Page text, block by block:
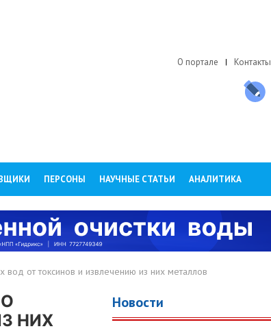
О портале Контакты
ПЕРСОНЫ НАУЧНЫЕ СТАТЬИ АНАЛИТИКА
вод от токсинов и извлечению из них металлов
НИХ
Новости